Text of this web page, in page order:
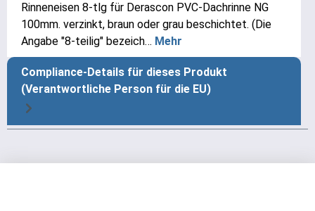
Rinneneisen 8-tlg für Derascon PVC-Dachrinne NG
100mm. verzinkt, braun oder grau beschichtet. (Die
Angabe "8-teilig" bezeich… Mehr
Compliance-Details für dieses Produkt
(Verantwortliche Person für die EU)